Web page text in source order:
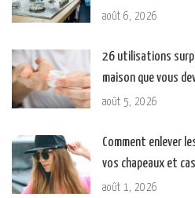
août 6, 2026
26 utilisations
maison que vous
août 5, 2026
Comment enlever
vos chapeaux et
août 1, 2026